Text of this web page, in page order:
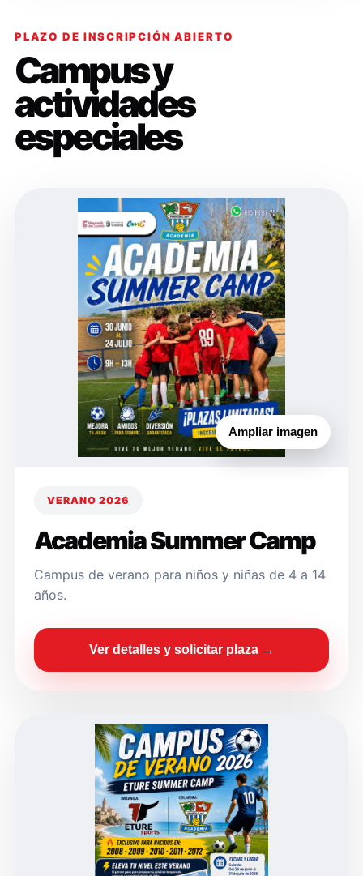
PLAZO DE INSCRIPCIÓN ABIERTO
Campus y
actividades
especiales
Ampliar imagen
VERANO 2026
Academia Summer Camp
Campus de verano para niños y niñas de 4 a 14
años.
Ver detalles y solicitar plaza →